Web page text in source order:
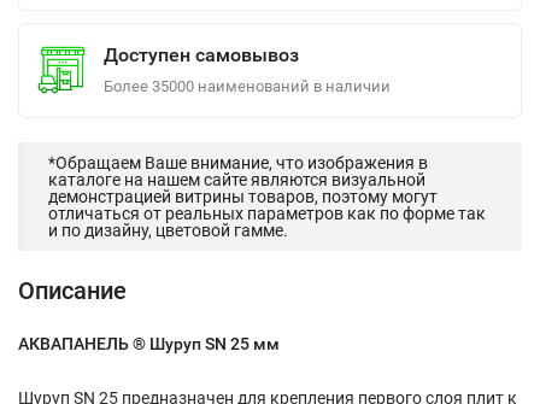
Доступен самовывоз
Более 35000 наименований в наличии
*Обращаем Ваше внимание, что изображения в
каталоге на нашем сайте являются визуальной
демонстрацией витрины товаров, поэтому могут
отличаться от реальных параметров как по форме так
и по дизайну, цветовой гамме.
Описание
АКВАПАНЕЛЬ ® Шуруп SN 25 мм
Шуруп SN 25 предназначен для крепления первого слоя плит к